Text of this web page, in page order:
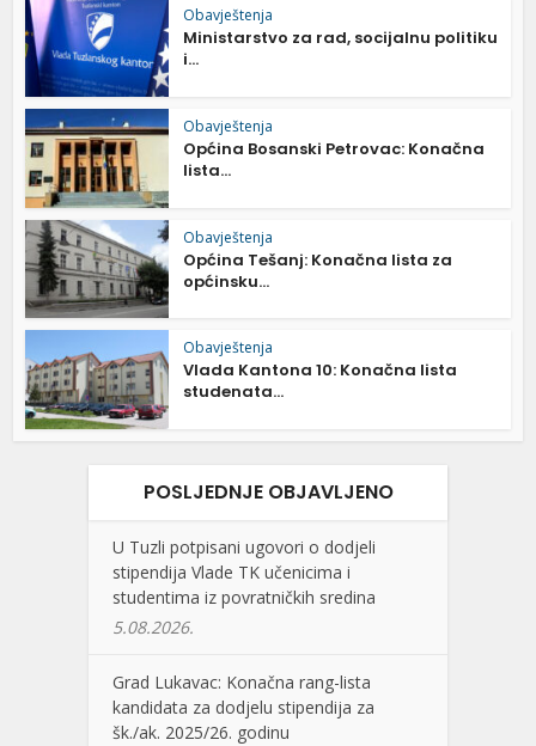
Obavještenja
Ministarstvo za rad, socijalnu politiku
i...
Obavještenja
Općina Bosanski Petrovac: Konačna
lista...
Obavještenja
Općina Tešanj: Konačna lista za
općinsku...
Obavještenja
Vlada Kantona 10: Konačna lista
studenata...
POSLJEDNJE OBJAVLJENO
U Tuzli potpisani ugovori o dodjeli
stipendija Vlade TK učenicima i
studentima iz povratničkih sredina
5.08.2026.
Grad Lukavac: Konačna rang-lista
kandidata za dodjelu stipendija za
šk./ak. 2025/26. godinu